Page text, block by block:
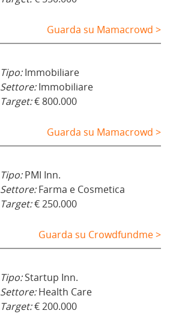
Guarda su Mamacrowd >
Tipo:Immobiliare
Settore:Immobiliare
Target:€ 800.000
Guarda su Mamacrowd >
Tipo:PMI Inn.
Settore:Farma e Cosmetica
Target:€ 250.000
Guarda su Crowdfundme >
Tipo:Startup Inn.
Settore:Health Care
Target:€ 200.000